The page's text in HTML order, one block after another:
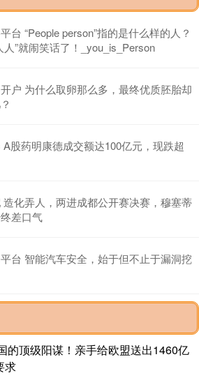
台 “People person”指的是什么样的人？
人”就闹笑话了！_you_is_Person
户 为什么取卵那么多，最终优质胚胎却
股药明康德成交额达100亿元，现跌超
造化弄人，两进成都公开赛决赛，穆塞蒂
差口气
台 智能汽车安全，始于但不止于漏洞挖
的顶级阳谋！亲手给欧盟送出1460亿
求